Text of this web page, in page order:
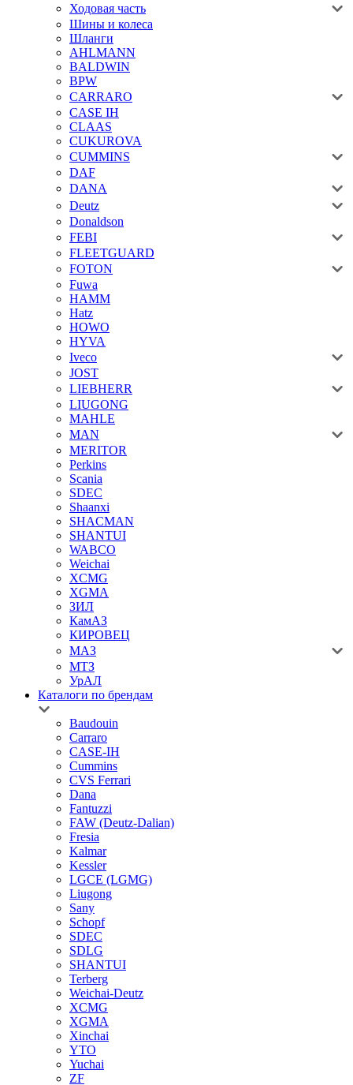
Ходовая часть
Шины и колеса
Шланги
AHLMANN
BALDWIN
BPW
CARRARO
CASE IH
CLAAS
CUKUROVA
CUMMINS
DAF
DANA
Deutz
Donaldson
FEBI
FLEETGUARD
FOTON
Fuwa
HAMM
Hatz
HOWO
HYVA
Iveco
JOST
LIEBHERR
LIUGONG
MAHLE
MAN
MERITOR
Perkins
Scania
SDEC
Shaanxi
SHACMAN
SHANTUI
WABCO
Weichai
XCMG
XGMA
ЗИЛ
КамАЗ
КИРОВЕЦ
МАЗ
МТЗ
УрАЛ
Каталоги по брендам
Baudouin
Carraro
CASE-IH
Cummins
CVS Ferrari
Dana
Fantuzzi
FAW (Deutz-Dalian)
Fresia
Kalmar
Kessler
LGCE (LGMG)
Liugong
Sany
Schopf
SDEC
SDLG
SHANTUI
Terberg
Weichai-Deutz
XCMG
XGMA
Xinchai
YTO
Yuchai
ZF